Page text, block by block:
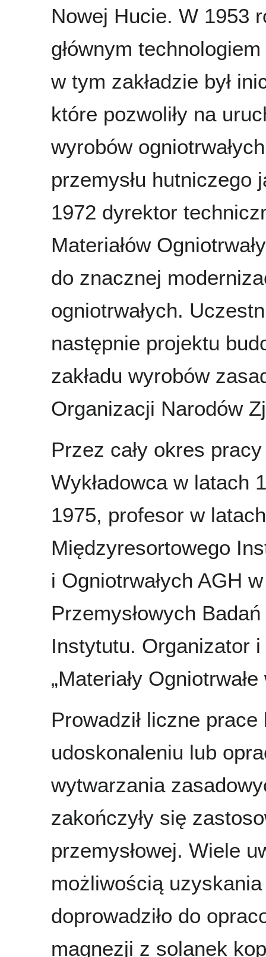
Nowej Hucie. W 1953
głównym
w tym zakładzie był
które pozwoliły na
wyrobów
przemysłu hutniczego
1972 dyrektor
Materiałów
do znacznej
ogniotrwałych.
następnie projektu
zakładu wyrobów
Organizacji Narodów
Przez cały okres
Wykładowca w latach
1975, profesor w
Międzyresortowego
i Ogniotrwałych AGH
Przemysłowych
Instytutu. Organizator
„Materiały
Prowadził liczne
udoskonaleniu lub
wytwarzania
zakończyły się
przemysłowej. Wiele
możliwością
doprowadziło do
magnezji z solanek